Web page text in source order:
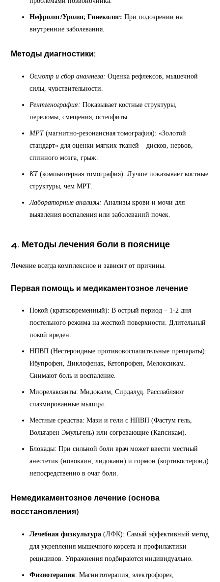
Нефролог/Уролог, Гинеколог:При подозрении на
внутренние заболевания.
Методы диагностики:
Осмотр и сбор анамнеза: Оценка рефлексов, мышечной
силы, чувствительности.
Рентгенография: Показывает костные структуры,
переломы, смещения, остеофиты.
МРТ(магнитно-резонансная томография): «Золотой
стандарт» для оценки мягких тканей – дисков, нервов,
спинного мозга, грыж.
КТ(компьютерная томография): Лучше показывает костные
структуры, чем МРТ.
Лабораторные анализы: Анализы крови и мочи для
выявления воспаления или заболеваний почек.
4. Методы лечения боли в пояснице
Лечение всегда комплексное и зависит от причины.
Первая помощь и медикаментозное лечение
Покой (кратковременный): В острый период – 1-2 дня
постельного режима на жесткой поверхности. Длительный
покой вреден.
НПВП (Нестероидные противовоспалительные препараты):
Ибупрофен, Диклофенак, Кетопрофен, Мелоксикам.
Снимают боль и воспаление.
Миорелаксанты: Мидокалм, Сирдалуд. Расслабляют
спазмированные мышцы.
Местные средства: Мази и гели с НПВП (Фастум гель,
Вольтарен Эмульгель) или согревающие (Капсикам).
Блокады: При сильной боли врач может ввести местный
анестетик (новокаин, лидокаин) и гормон (кортикостероид)
непосредственно в очаг боли.
Немедикаментозное лечение (основа
восстановления)
Лечебная физкультура (ЛФК): Самый эффективный метод
для укрепления мышечного корсета и профилактики
рецидивов. Упражнения подбираются индивидуально.
Физиотерапия: Магнитотерапия, электрофорез,